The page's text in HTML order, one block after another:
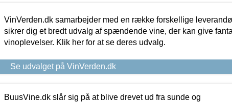
VinVerden.dk samarbejder med en række forskellige
sikrer dig et bredt udvalg af spændende vine, der kan give
vinoplevelser. Klik her for at se deres udvalg.
Se udvalget på VinVerden.dk
BuusVine.dk slår sig på at blive drevet ud fra sunde og